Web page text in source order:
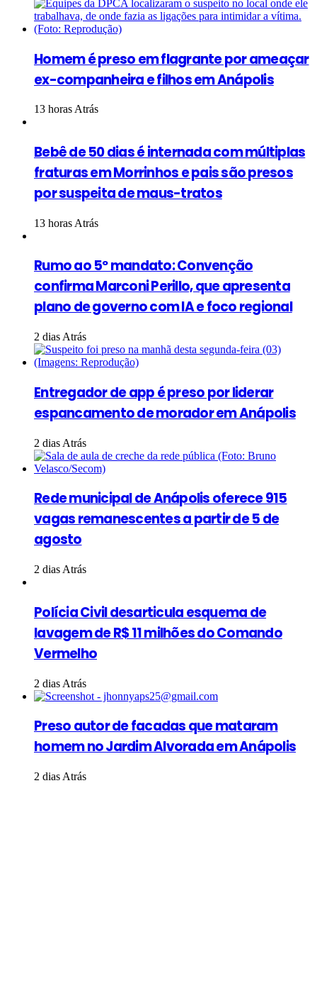
Homem é preso em flagrante por ameaçar
ex-companheira e filhos em Anápolis
13 horas Atrás
Bebê de 50 dias é internada com múltiplas
fraturas em Morrinhos e pais são presos
por suspeita de maus-tratos
13 horas Atrás
Rumo ao 5º mandato: Convenção
confirma Marconi Perillo, que apresenta
plano de governo com IA e foco regional
2 dias Atrás
Entregador de app é preso por liderar
espancamento de morador em Anápolis
2 dias Atrás
Rede municipal de Anápolis oferece 915
vagas remanescentes a partir de 5 de
agosto
2 dias Atrás
Polícia Civil desarticula esquema de
lavagem de R$ 11 milhões do Comando
Vermelho
2 dias Atrás
Preso autor de facadas que mataram
homem no Jardim Alvorada em Anápolis
2 dias Atrás